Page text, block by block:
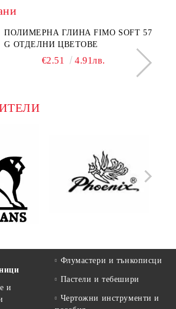
ПОЛИМЕРНА ГЛИНА FIMO SOFT 57
G ОТДЕЛНИ ЦВЕТОВЕ
€2.51 4.91лв.
и
Флумастери и тънкописци
Пастели и тебешири
Чертожни инструменти и